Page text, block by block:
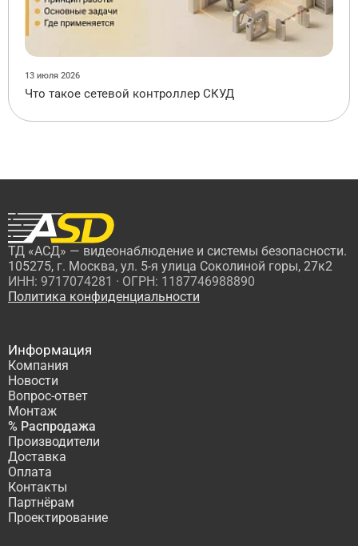
13 июля 2026
Что такое сетевой контроллер СКУД
ТД «АСД» — видеонаблюдение и системы безопасности.
105275, г. Москва, ул. 5-я улица Соколиной горы, 27к2
ИНН: 9717074281 · ОГРН: 1187746988890
Политика конфиденциальности
Информация
Компания
Новости
Вопрос-ответ
Монтаж
% Распродажа
Производители
Доставка
Оплата
Контакты
Партнёрам
Проектирование